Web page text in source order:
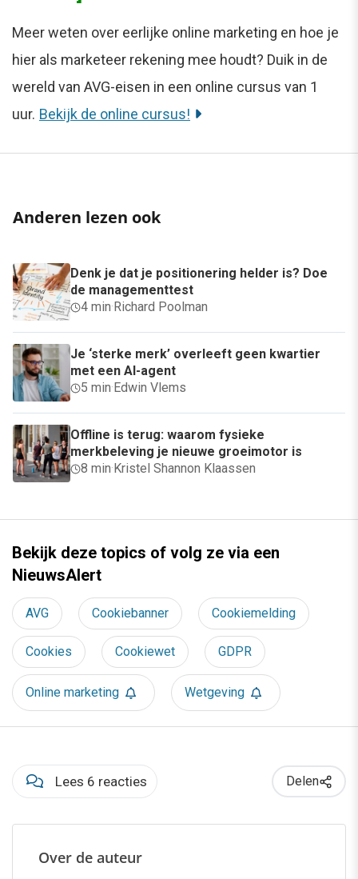
Meer weten over eerlijke online marketing en hoe je
hier als marketeer rekening mee houdt? Duik in de
wereld van AVG-eisen in een online cursus van 1
uur. Bekijk de online cursus!
Anderen lezen ook
Denk je dat je positionering helder is? Doe
de managementtest
4 min· Richard Poolman
Je ‘sterke merk’ overleeft geen kwartier
met een AI-agent
5 min· Edwin Vlems
Offline is terug: waarom fysieke
merkbeleving je nieuwe groeimotor is
8 min· Kristel Shannon Klaassen
Bekijk deze topics of volg ze via een
NieuwsAlert
AVG Cookiebanner Cookiemelding
Cookies Cookiewet GDPR
Online marketing Wetgeving
Lees 6 reacties Delen
Over de auteur